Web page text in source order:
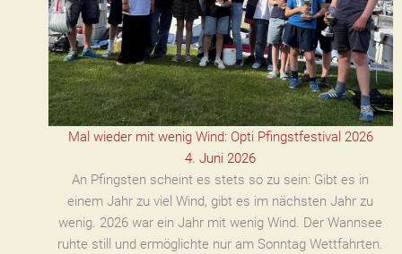
Mal wieder mit wenig Wind: Opti Pfingstfestival 2026
4. Juni 2026
An Pfingsten scheint es stets so zu sein: Gibt es in
einem Jahr zu viel Wind, gibt es im nächsten Jahr zu
wenig. 2026 war ein Jahr mit wenig Wind. Der Wannsee
ruhte still und ermöglichte nur am Sonntag Wettfahrten.